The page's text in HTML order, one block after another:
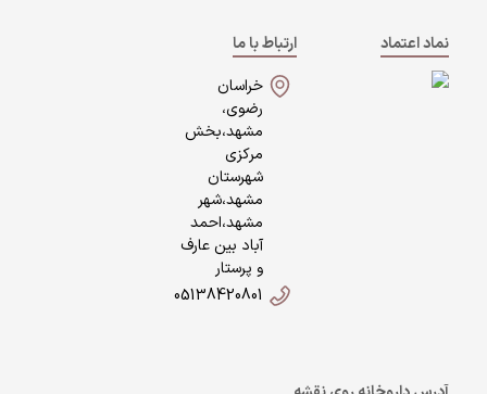
نماد اعتماد
ارتباط با ما
خراسان
رضوی،
مشهد،بخش
مرکزی
شهرستان
مشهد،شهر
مشهد،احمد
آباد بین عارف
و پرستار
05138420801